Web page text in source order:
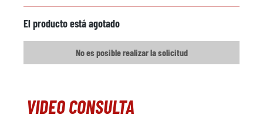
El producto está agotado
No es posible realizar la solicitud
VIDEO CONSULTA